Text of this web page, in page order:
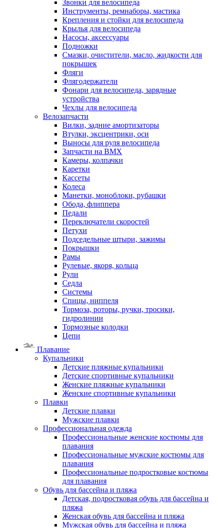
Звонки для велосипеда
Инструменты, ремнаборы, мастика
Крепления и стойки для велосипеда
Крылья для велосипеда
Насосы, аксессуары
Подножки
Смазки, очистители, масло, жидкости для
покрышек
Фляги
Флягодержатели
Фонари для велосипеда, зарядные
устройства
Чехлы для велосипеда
Велозапчасти
Вилки, задние амортизаторы
Втулки, эксцентрики, оси
Выносы для руля велосипеда
Запчасти на BMX
Камеры, колпачки
Каретки
Кассеты
Колеса
Манетки, моноблоки, рубашки
Обода, флиппера
Педали
Переключатели скоростей
Петухи
Подседельные штыри, зажимы
Покрышки
Рамы
Рулевые, якоря, кольца
Рули
Седла
Системы
Спицы, ниппеля
Тормоза, роторы, ручки, тросики,
гидролинии
Тормозные колодки
Цепи
Плавание
Купальники
Детские пляжные купальники
Детские спортивные купальники
Женские пляжные купальники
Женские спортивные купальники
Плавки
Детские плавки
Мужские плавки
Профессиональная одежда
Профессиональные женские костюмы для
плавания
Профессиональные мужские костюмы для
плавания
Профессиональные подростковые костюмы
для плавания
Обувь для бассейна и пляжа
Детская, подростковая обувь для бассейна и
пляжа
Женская обувь для бассейна и пляжа
Мужская обувь для бассейна и пляжа